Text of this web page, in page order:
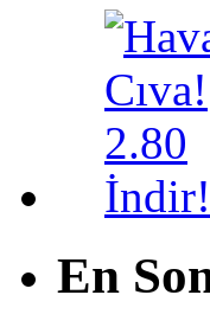
En